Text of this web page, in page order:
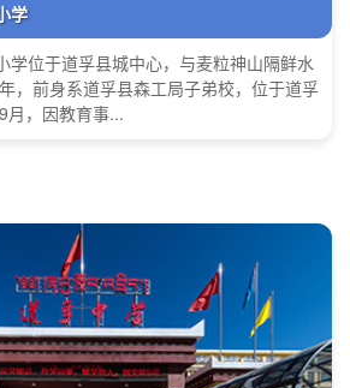
学
学位于道孚县城中心，与麦粒神山隔鲜水
，前身系道孚县森工局子弟校，位于道孚
月，因教育事...